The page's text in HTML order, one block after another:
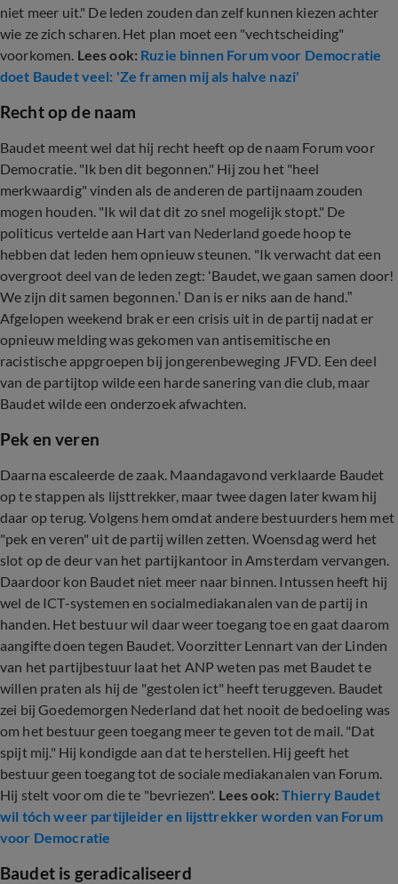
niet meer uit." De leden zouden dan zelf kunnen kiezen achter
wie ze zich scharen. Het plan moet een "vechtscheiding"
voorkomen. Lees ook: Ruzie binnen Forum voor Democratie
doet Baudet veel: 'Ze framen mij als halve nazi'
Recht op de naam
Baudet meent wel dat hij recht heeft op de naam Forum voor
Democratie. "Ik ben dit begonnen." Hij zou het "heel
merkwaardig" vinden als de anderen de partijnaam zouden
mogen houden. "Ik wil dat dit zo snel mogelijk stopt." De
politicus vertelde aan Hart van Nederland goede hoop te
hebben dat leden hem opnieuw steunen. "Ik verwacht dat een
overgroot deel van de leden zegt: ‘Baudet, we gaan samen door!
We zijn dit samen begonnen.’ Dan is er niks aan de hand.”
Afgelopen weekend brak er een crisis uit in de partij nadat er
opnieuw melding was gekomen van antisemitische en
racistische appgroepen bij jongerenbeweging JFVD. Een deel
van de partijtop wilde een harde sanering van die club, maar
Baudet wilde een onderzoek afwachten.
Pek en veren
Daarna escaleerde de zaak. Maandagavond verklaarde Baudet
op te stappen als lijsttrekker, maar twee dagen later kwam hij
daar op terug. Volgens hem omdat andere bestuurders hem met
"pek en veren" uit de partij willen zetten. Woensdag werd het
slot op de deur van het partijkantoor in Amsterdam vervangen.
Daardoor kon Baudet niet meer naar binnen. Intussen heeft hij
wel de ICT-systemen en socialmediakanalen van de partij in
handen. Het bestuur wil daar weer toegang toe en gaat daarom
aangifte doen tegen Baudet. Voorzitter Lennart van der Linden
van het partijbestuur laat het ANP weten pas met Baudet te
willen praten als hij de "gestolen ict" heeft teruggeven. Baudet
zei bij Goedemorgen Nederland dat het nooit de bedoeling was
om het bestuur geen toegang meer te geven tot de mail. "Dat
spijt mij." Hij kondigde aan dat te herstellen. Hij geeft het
bestuur geen toegang tot de sociale mediakanalen van Forum.
Hij stelt voor om die te "bevriezen". Lees ook:Thierry Baudet
wil tóch weer partijleider en lijsttrekker worden van Forum
voor Democratie
Baudet is geradicaliseerd